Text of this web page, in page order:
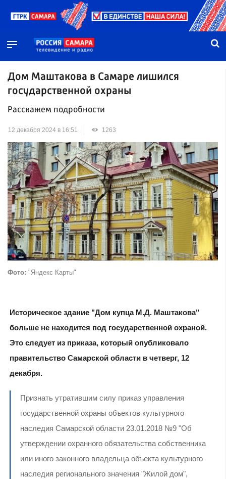
Дом Маштакова в Самаре лишился
государственной охраны
Расскажем подробности
12 декабря 2024 в 16:51 1263
Фото: "Яндекс Карты"
Историческое здание "Дом купца М.Д. Маштакова"
больше не находится под государственной охраной.
Это следует из приказа, который опубликовало
правительство Самарской области в четверг, 12
декабря.
Признать утратившим силу приказ управления
государственной охраны объектов культурного
наследия Самарской области 23.01.2018 №9 "Об
утверждении охранного обязательства собственника
или иного законного владельца объекта культурного
наследия регионального значения "Жилой дом",